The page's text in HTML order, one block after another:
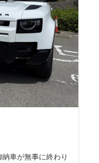
車が無事に終わり